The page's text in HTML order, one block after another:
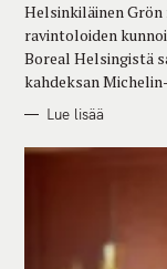
I
S
Helsinkiläinen Grön
ravintoloiden
Boreal Helsingistä
kahdeksan
Lue lisää